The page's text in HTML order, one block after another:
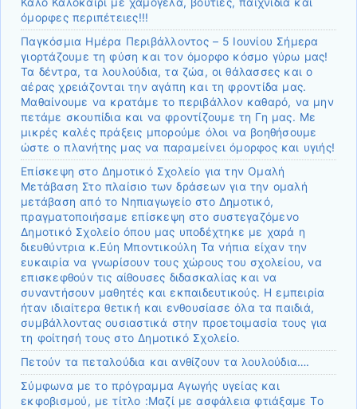
όμορφες περιπέτειες!!!
Παγκόσμια Ημέρα Περιβάλλοντος – 5 Ιουνίου Σήμερα
γιορτάζουμε τη φύση και τον όμορφο κόσμο γύρω μας!
Τα δέντρα, τα λουλούδια, τα ζώα, οι θάλασσες και ο
αέρας χρειάζονται την αγάπη και τη φροντίδα μας.
Μαθαίνουμε να κρατάμε το περιβάλλον καθαρό, να μην
πετάμε σκουπίδια και να φροντίζουμε τη Γη μας. Με
μικρές καλές πράξεις μπορούμε όλοι να βοηθήσουμε
ώστε ο πλανήτης μας να παραμείνει όμορφος και υγιής!
Επίσκεψη στο Δημοτικό Σχολείο για την Ομαλή
Μετάβαση Στο πλαίσιο των δράσεων για την ομαλή
μετάβαση από το Νηπιαγωγείο στο Δημοτικό,
πραγματοποιήσαμε επίσκεψη στο συστεγαζόμενο
Δημοτικό Σχολείο όπου μας υποδέχτηκε με χαρά η
διευθύντρια κ.Εύη Μποντικούλη Τα νήπια είχαν την
ευκαιρία να γνωρίσουν τους χώρους του σχολείου, να
επισκεφθούν τις αίθουσες διδασκαλίας και να
συναντήσουν μαθητές και εκπαιδευτικούς. Η εμπειρία
ήταν ιδιαίτερα θετική και ενθουσίασε όλα τα παιδιά,
συμβάλλοντας ουσιαστικά στην προετοιμασία τους για
τη φοίτησή τους στο Δημοτικό Σχολείο.
Πετούν τα πεταλούδια και ανθίζουν τα λουλούδια….
Σύμφωνα με το πρόγραμμα Αγωγής υγείας και
εκφοβισμού, με τίτλο :Μαζί με ασφάλεια φτιάξαμε Το